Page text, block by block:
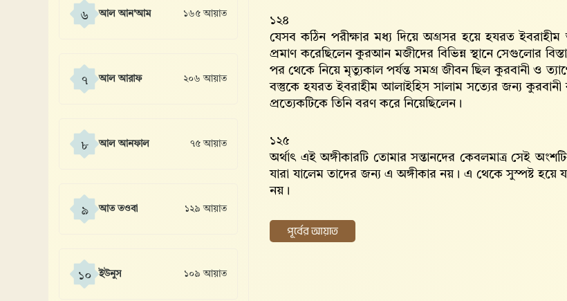
৬ আল আন'আম ১৬৫ আয়াত
৭ আল আরাফ ২০৬ আয়াত
৮ আল আনফাল ৭৫ আয়াত
৯ আত তওবা ১২৯ আয়াত
১০ ইউনুস ১০৯ আয়াত
১২৪
যেসব কঠিন পরীক্ষার মধ্য দিয়ে অগ্রসর হয়ে হযরত ইবরাহীম
প্রমাণ করেছিলেন কুরআন মজীদের বিভিন্ন স্থানে সেগুলোর
পর থেকে নিয়ে মৃত্যুকাল পর্যন্ত সমগ্র জীবন ছিল কুরবানী ও
বস্তুকে হযরত ইবরাহীম আলাইহিস সালাম সত্যের জন্য
প্রত্যেকটিকে তিনি বরণ করে নিয়েছিলেন।
১২৫
অর্থাৎ এই অঙ্গীকারটি তোমার সন্তানদের কেবলমাত্র সেই
যারা যালেম তাদের জন্য এ অঙ্গীকার নয়। এ থেকে সুস্পষ্ট হয়ে
নয়।
পূর্বের আয়াত